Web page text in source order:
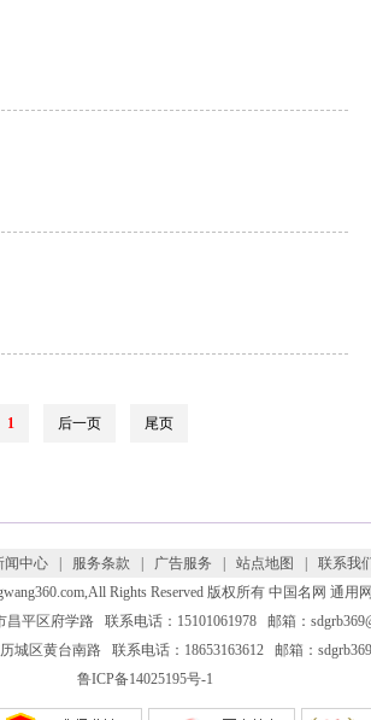
1 后一页 尾页
闻中心| 服务条款 广告服务 站点地图 联系我
Rights Reserved 版权所有 中国名网 通用
平区府学路 联系电话：15101061978 邮箱：
城区黄台南路 联系电话：18653163612 邮箱：
鲁ICP备14025195号-1